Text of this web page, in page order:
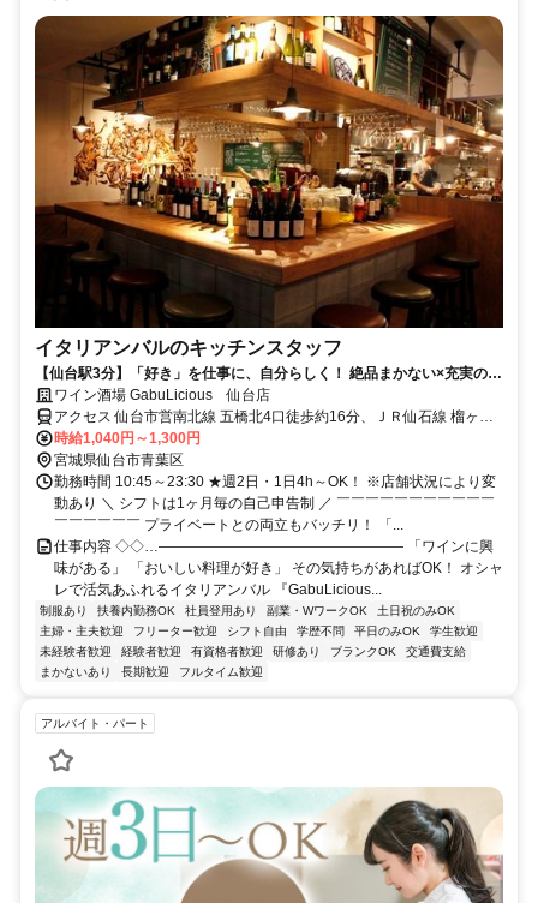
イタリアンバルのキッチンスタッフ
【仙台駅3分】「好き」を仕事に、自分らしく！ 絶品まかない×充実の社
割あり◎ 個性豊かな仲間と、最高に楽しいお店を作ろう！
ワイン酒場 GabuLicious 仙台店
アクセス 仙台市営南北線 五橋北4口徒歩約16分、ＪＲ仙石線 榴ヶ岡1
番口徒歩約21分、ＪＲ仙山線 東照宮徒歩約28分 ■仙台駅徒歩3分■あ
おば通駅徒歩5分■広瀬通駅徒歩8分
時給1,040円～1,300円
宮城県仙台市青葉区
勤務時間 10:45～23:30 ★週2日・1日4h～OK！ ※店舗状況により変
動あり ＼ シフトは1ヶ月毎の自己申告制 ／ ￣￣￣￣￣￣￣￣￣￣￣
￣￣￣￣￣￣ プライベートとの両立もバッチリ！ 「...
仕事内容 ◇◇…――――――――――――――――― 「ワインに興
味がある」 「おいしい料理が好き」 その気持ちがあればOK！ オシャ
レで活気あふれるイタリアンバル 『GabuLicious...
制服あり 扶養内勤務OK 社員登用あり 副業・WワークOK
土日祝のみOK
主婦・主夫歓迎
フリーター歓迎 シフト自由 学歴不問 平日のみOK
学生歓迎
未経験者歓迎
経験者歓迎 有資格者歓迎 研修あり ブランクOK
交通費支給
まかないあり
長期歓迎 フルタイム歓迎
アルバイト・パート